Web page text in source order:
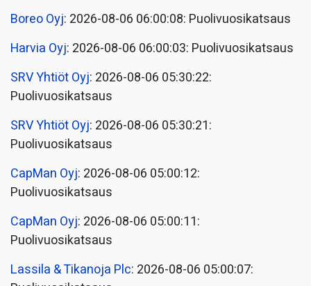
Boreo Oyj: 2026-08-06 06:00:08: Puolivuosikatsaus
Harvia Oyj: 2026-08-06 06:00:03: Puolivuosikatsaus
SRV Yhtiöt Oyj: 2026-08-06 05:30:22:
Puolivuosikatsaus
SRV Yhtiöt Oyj: 2026-08-06 05:30:21:
Puolivuosikatsaus
CapMan Oyj: 2026-08-06 05:00:12:
Puolivuosikatsaus
CapMan Oyj: 2026-08-06 05:00:11:
Puolivuosikatsaus
Lassila & Tikanoja Plc: 2026-08-06 05:00:07: